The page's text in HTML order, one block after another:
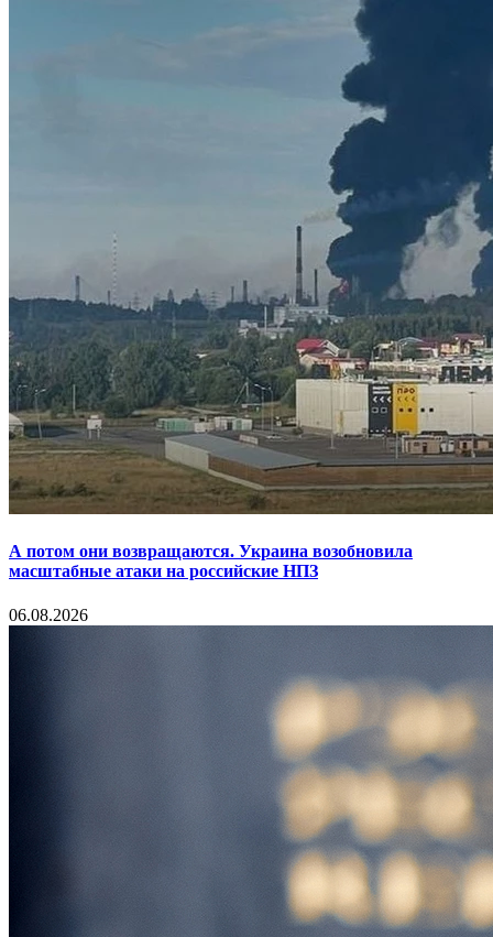
А потом они возвращаются. Украина возобновила
масштабные атаки на российские НПЗ
06.08.2026